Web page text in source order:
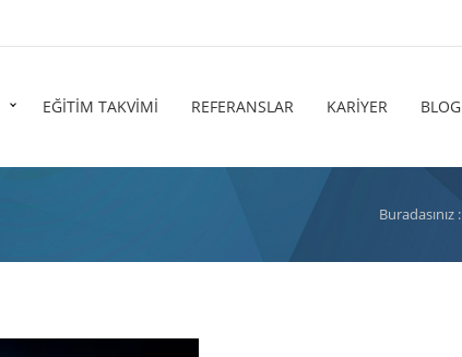
EĞİTİM TAKVİMİ REFERANSLAR KARİYER BLOG
Buradasınız :